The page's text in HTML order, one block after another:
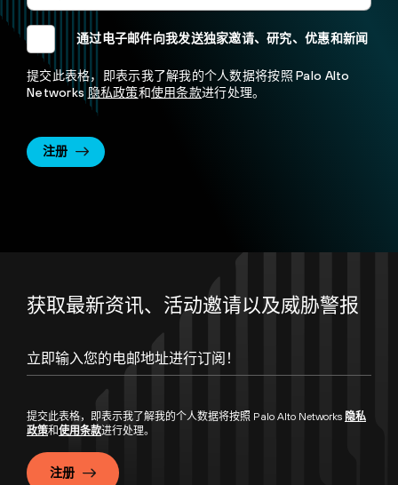
通过电子邮件向我发送独家邀请、研究、优惠和新闻
提交此表格，即表示我了解我的个人数据将按照 Palo Alto
Networks 隐私政策和使用条款进行处理。
注册
获取最新资讯、活动邀请以及威胁警报
提交此表格，即表示我了解我的个人数据将按照 Palo Alto Networks 隐私
政策和使用条款进行处理。
注册